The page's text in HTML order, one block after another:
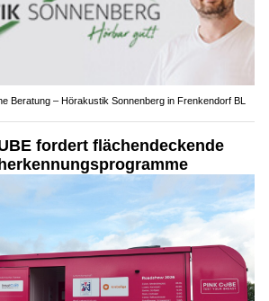
Beratung – Hörakustik Sonnenberg in Frenkendorf BL
fordert flächendeckende